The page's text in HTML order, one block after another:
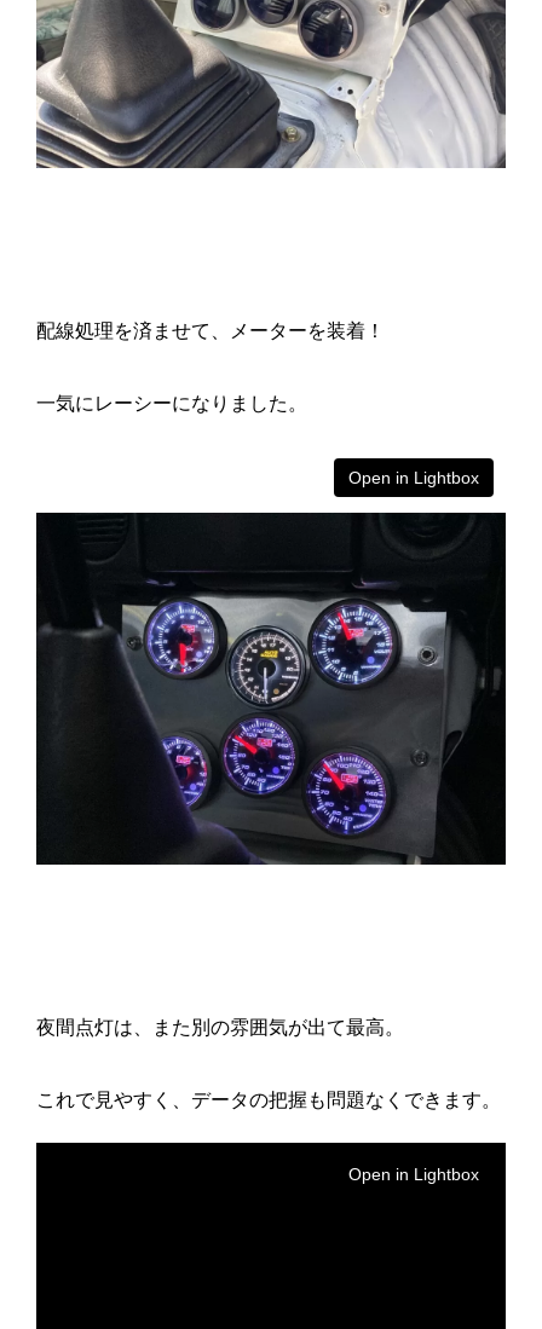
配線処理を済ませて、メーターを装着！
一気にレーシーになりました。
Open in Lightbox
夜間点灯は、また別の雰囲気が出て最高。
これで見やすく、データの把握も問題なくできます。
Open in Lightbox